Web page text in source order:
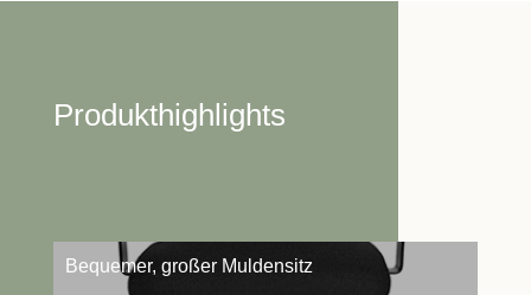
Produkthighlights
Bequemer, großer Muldensitz